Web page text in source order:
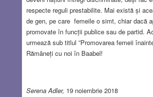
respecte reguli prestabilite. Mai există și
de gen, pe care femeile o simt, chiar dacă
promovate în funcții publice sau de partid.
urmează sub titlul ”Promovarea femeii
Rămâneți cu noi în Baabel!
Serena Adler, 19 noiembrie 2018